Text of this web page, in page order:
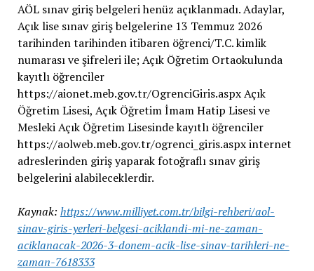
AÖL sınav giriş belgeleri henüz açıklanmadı. Adaylar,
Açık lise sınav giriş belgelerine 13 Temmuz 2026
tarihinden tarihinden itibaren öğrenci/T.C. kimlik
numarası ve şifreleri ile; Açık Öğretim Ortaokulunda
kayıtlı öğrenciler
https://aionet.meb.gov.tr/OgrenciGiris.aspx Açık
Öğretim Lisesi, Açık Öğretim İmam Hatip Lisesi ve
Mesleki Açık Öğretim Lisesinde kayıtlı öğrenciler
https://aolweb.meb.gov.tr/ogrenci_giris.aspx internet
adreslerinden giriş yaparak fotoğraflı sınav giriş
belgelerini alabileceklerdir.
Kaynak: https://www.milliyet.com.tr/bilgi-rehberi/aol-
sinav-giris-yerleri-belgesi-aciklandi-mi-ne-zaman-
aciklanacak-2026-3-donem-acik-lise-sinav-tarihleri-ne-
zaman-7618333